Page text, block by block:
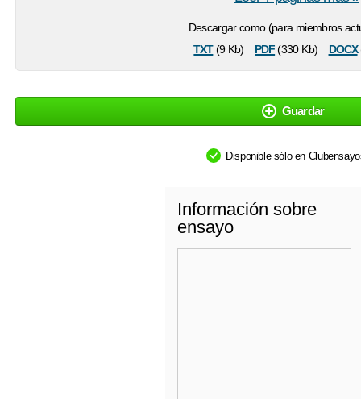
Descargar como (para miembros
txt(9 Kb) pdf(330 Kb) docx
Guardar
Disponible sólo en
Información sobre
ensayo